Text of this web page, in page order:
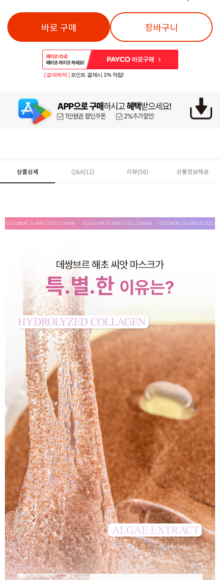
바로 구매 장바구니
페이코 ID로 페
[ 결제혜택 ] 포인트 결제시 1% 적립!
상품상세 Q&A(12) 리뷰(58) 상품정보제공